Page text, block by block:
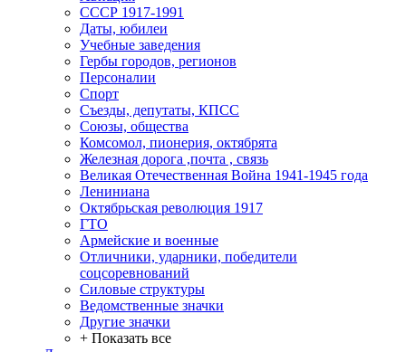
СССР 1917-1991
Даты, юбилеи
Учебные заведения
Гербы городов, регионов
Персоналии
Спорт
Съезды, депутаты, КПСС
Союзы, общества
Комсомол, пионерия, октябрята
Железная дорога ,почта , связь
Великая Отечественная Война 1941-1945 года
Лениниана
Октябрьская революция 1917
ГТО
Армейские и военные
Отличники, ударники, победители
соцсоревнований
Силовые структуры
Ведомственные значки
Другие значки
+ Показать все